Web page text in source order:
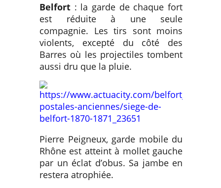
Belfort : la garde de chaque fort
est réduite à une seule
compagnie. Les tirs sont moins
violents, excepté du côté des
Barres où les projectiles tombent
aussi dru que la pluie.
Pierre Peigneux, garde mobile du
Rhône est atteint à mollet gauche
par un éclat d’obus. Sa jambe en
restera atrophiée.